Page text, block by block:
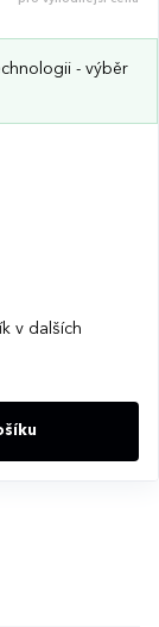
- výběr
v dalších